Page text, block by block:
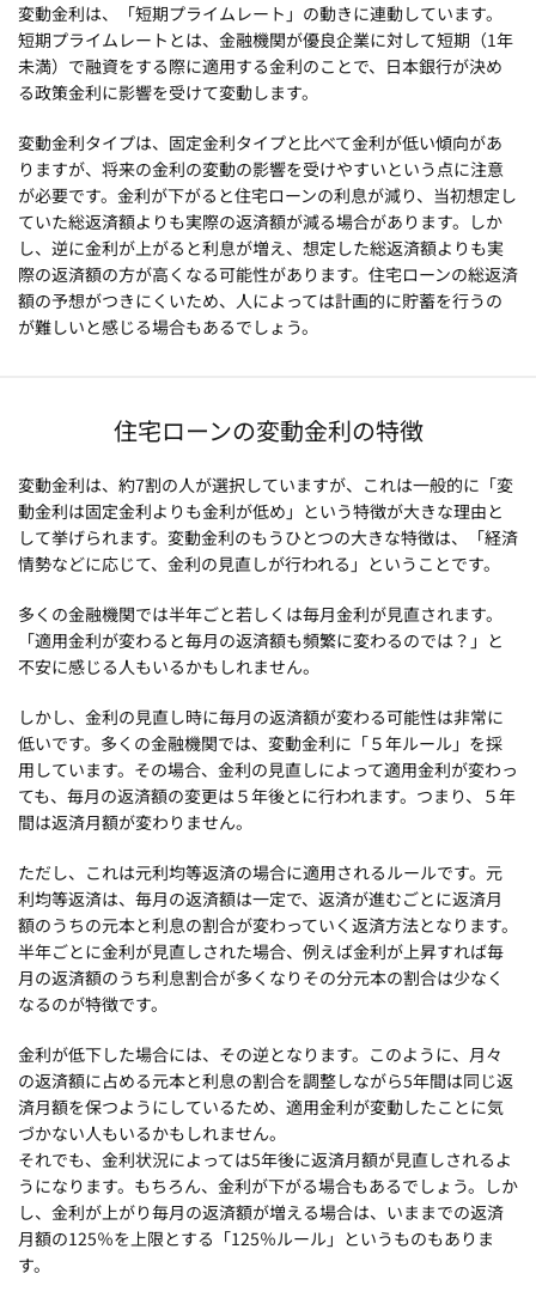
変動金利は、「短期プライムレート」の動きに連動しています。
短期プライムレートとは、金融機関が優良企業に対して短期（1年
未満）で融資をする際に適用する金利のことで、日本銀行が決め
る政策金利に影響を受けて変動します。
変動金利タイプは、固定金利タイプと比べて金利が低い傾向があ
りますが、将来の金利の変動の影響を受けやすいという点に注意
が必要です。金利が下がると住宅ローンの利息が減り、当初想定し
ていた総返済額よりも実際の返済額が減る場合があります。しか
し、逆に金利が上がると利息が増え、想定した総返済額よりも実
際の返済額の方が高くなる可能性があります。住宅ローンの総返済
額の予想がつきにくいため、人によっては計画的に貯蓄を行うの
が難しいと感じる場合もあるでしょう。
住宅ローンの変動金利の特徴
変動金利は、約7割の人が選択していますが、これは一般的に「変
動金利は固定金利よりも金利が低め」という特徴が大きな理由と
して挙げられます。変動金利のもうひとつの大きな特徴は、「経済
情勢などに応じて、金利の見直しが行われる」ということです。
多くの金融機関では半年ごと若しくは毎月金利が見直されます。
「適用金利が変わると毎月の返済額も頻繁に変わるのでは？」と
不安に感じる人もいるかもしれません。
しかし、金利の見直し時に毎月の返済額が変わる可能性は非常に
低いです。多くの金融機関では、変動金利に「５年ルール」を採
用しています。その場合、金利の見直しによって適用金利が変わっ
ても、毎月の返済額の変更は５年後とに行われます。つまり、５年
間は返済月額が変わりません。
ただし、これは元利均等返済の場合に適用されるルールです。元
利均等返済は、毎月の返済額は一定で、返済が進むごとに返済月
額のうちの元本と利息の割合が変わっていく返済方法となります。
半年ごとに金利が見直しされた場合、例えば金利が上昇すれば毎
月の返済額のうち利息割合が多くなりその分元本の割合は少なく
なるのが特徴です。
金利が低下した場合には、その逆となります。このように、月々
の返済額に占める元本と利息の割合を調整しながら5年間は同じ返
済月額を保つようにしているため、適用金利が変動したことに気
づかない人もいるかもしれません。
それでも、金利状況によっては5年後に返済月額が見直しされるよ
うになります。もちろん、金利が下がる場合もあるでしょう。しか
し、金利が上がり毎月の返済額が増える場合は、いままでの返済
月額の125％を上限とする「125％ルール」というものもありま
す。